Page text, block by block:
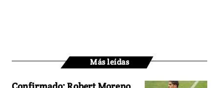
Más leídas